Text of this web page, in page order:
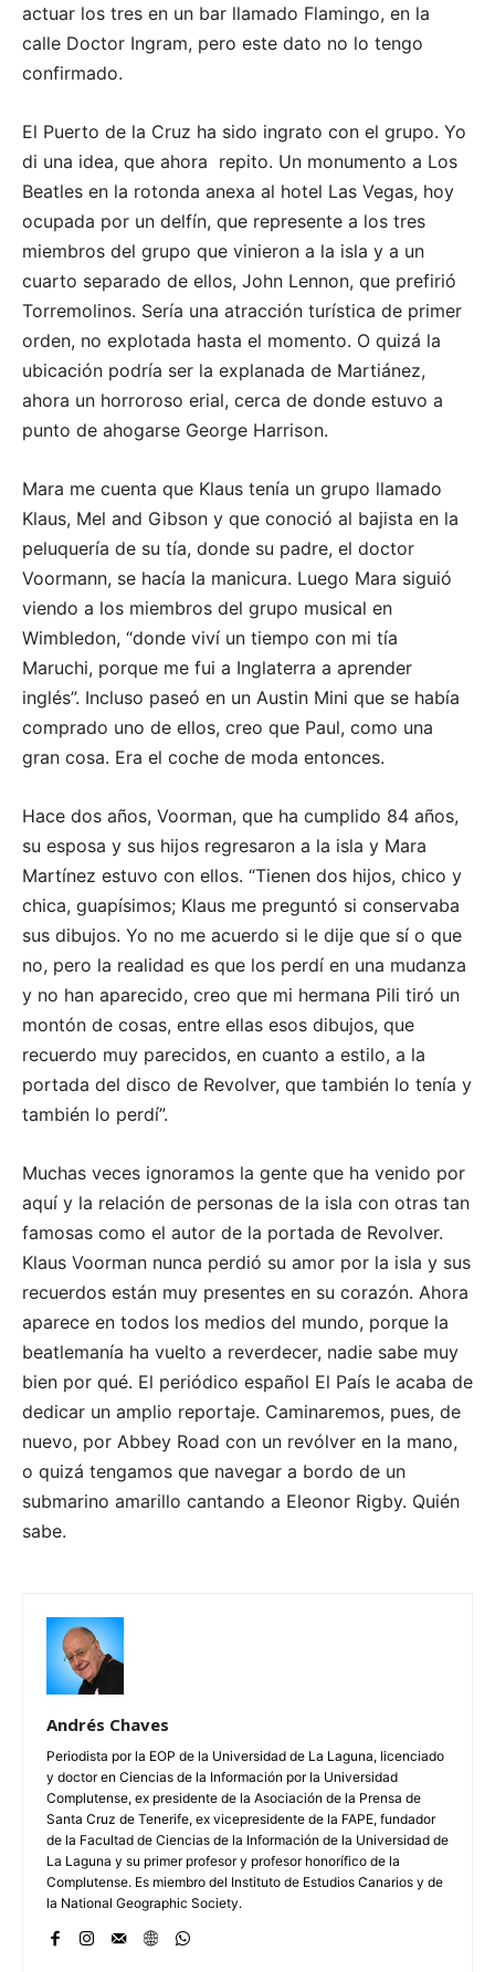
actuar los tres en un bar llamado Flamingo, en la
calle Doctor Ingram, pero este dato no lo tengo
confirmado.
El Puerto de la Cruz ha sido ingrato con el grupo. Yo
di una idea, que ahora repito. Un monumento a Los
Beatles en la rotonda anexa al hotel Las Vegas, hoy
ocupada por un delfín, que represente a los tres
miembros del grupo que vinieron a la isla y a un
cuarto separado de ellos, John Lennon, que prefirió
Torremolinos. Sería una atracción turística de primer
orden, no explotada hasta el momento. O quizá la
ubicación podría ser la explanada de Martiánez,
ahora un horroroso erial, cerca de donde estuvo a
punto de ahogarse George Harrison.
Mara me cuenta que Klaus tenía un grupo llamado
Klaus, Mel and Gibson y que conoció al bajista en la
peluquería de su tía, donde su padre, el doctor
Voormann, se hacía la manicura. Luego Mara siguió
viendo a los miembros del grupo musical en
Wimbledon, “donde viví un tiempo con mi tía
Maruchi, porque me fui a Inglaterra a aprender
inglés”. Incluso paseó en un Austin Mini que se había
comprado uno de ellos, creo que Paul, como una
gran cosa. Era el coche de moda entonces.
Hace dos años, Voorman, que ha cumplido 84 años,
su esposa y sus hijos regresaron a la isla y Mara
Martínez estuvo con ellos. “Tienen dos hijos, chico y
chica, guapísimos; Klaus me preguntó si conservaba
sus dibujos. Yo no me acuerdo si le dije que sí o que
no, pero la realidad es que los perdí en una mudanza
y no han aparecido, creo que mi hermana Pili tiró un
montón de cosas, entre ellas esos dibujos, que
recuerdo muy parecidos, en cuanto a estilo, a la
portada del disco de Revolver, que también lo tenía y
también lo perdí”.
Muchas veces ignoramos la gente que ha venido por
aquí y la relación de personas de la isla con otras tan
famosas como el autor de la portada de Revolver.
Klaus Voorman nunca perdió su amor por la isla y sus
recuerdos están muy presentes en su corazón. Ahora
aparece en todos los medios del mundo, porque la
beatlemanía ha vuelto a reverdecer, nadie sabe muy
bien por qué. El periódico español El País le acaba de
dedicar un amplio reportaje. Caminaremos, pues, de
nuevo, por Abbey Road con un revólver en la mano,
o quizá tengamos que navegar a bordo de un
submarino amarillo cantando a Eleonor Rigby. Quién
sabe.
Andrés Chaves
Periodista por la EOP de la Universidad de La Laguna, licenciado
y doctor en Ciencias de la Información por la Universidad
Complutense, ex presidente de la Asociación de la Prensa de
Santa Cruz de Tenerife, ex vicepresidente de la FAPE, fundador
de la Facultad de Ciencias de la Información de la Universidad de
La Laguna y su primer profesor y profesor honorífico de la
Complutense. Es miembro del Instituto de Estudios Canarios y de
la National Geographic Society.